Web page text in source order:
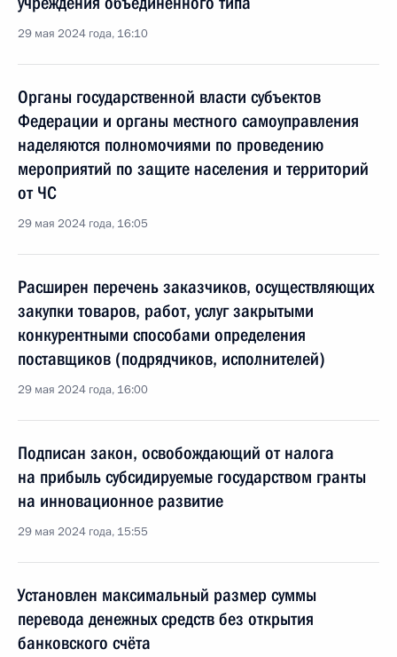
29 мая 2024 года, 16:10
Органы государственной власти субъектов
Федерации и органы местного самоуправления
наделяются полномочиями по проведению
мероприятий по защите населения и территорий
от ЧС
29 мая 2024 года, 16:05
Расширен перечень заказчиков, осуществляющих
закупки товаров, работ, услуг закрытыми
конкурентными способами определения
поставщиков (подрядчиков, исполнителей)
29 мая 2024 года, 16:00
Подписан закон, освобождающий от налога
на прибыль субсидируемые государством гранты
на инновационное развитие
29 мая 2024 года, 15:55
Установлен максимальный размер суммы
перевода денежных средств без открытия
банковского счёта